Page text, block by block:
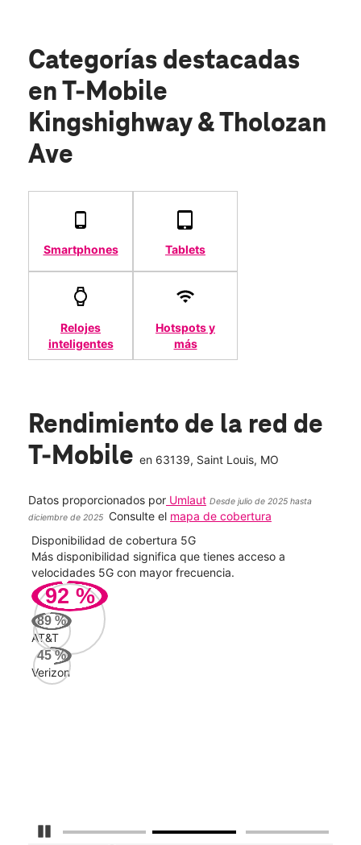
Categorías destacadas
en T-Mobile
Kingshighway & Tholozan
Ave
Smartphones Tablets
Relojes
inteligentes
Hotspots y
más
Rendimiento de la red de
T-Mobile en 63139, Saint Louis, MO
Datos proporcionados por Umlaut Desde julio de 2025 hasta
diciembre de 2025
Consulte el mapa de cobertura
Detener carrusel
Disponibilidad de cobertura 5G
Más disponibilidad significa que tienes acceso a
velocidades 5G con mayor frecuencia.
92 %
89 %
AT&T
45%
Verizon